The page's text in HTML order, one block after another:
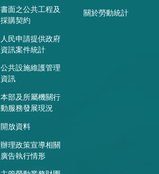
書面之公共工程及
採購契約
人民申請提供政府
資訊案件統計
公共設施維護管理
資訊
本部及所屬機關行
動服務發展現況
開放資料
辦理政策宣導相關
廣告執行情形
關於勞動統計